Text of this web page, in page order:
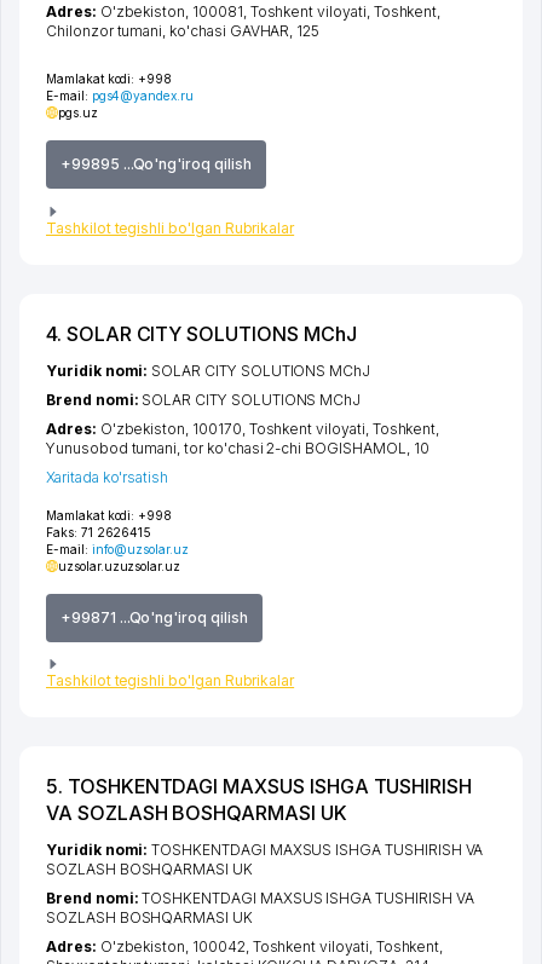
Mamlakat kodi: +998
E-mail: pgs4@yandex.ru
pgs.uz
+99895 ...Qo'ng'iroq qilish
Tashkilot tegishli bo'lgan Rubrikalar
Adres: O'zbekiston, 100081, Toshkent viloyati, Toshkent,
Chilonzor tumani, ko'chasi GAVHAR, 125
4. SOLAR CITY SOLUTIONS MChJ
Mamlakat kodi: +998
Faks: 71 2626415
E-mail: info@uzsolar.uz
uzsolar.uzuzsolar.uz
+99871 ...Qo'ng'iroq qilish
Tashkilot tegishli bo'lgan Rubrikalar
Yuridik nomi: SOLAR CITY SOLUTIONS MChJ
Brend nomi: SOLAR CITY SOLUTIONS MChJ
Adres: O'zbekiston, 100170, Toshkent viloyati Toshkent
Yunusobod tumani ,tor ko'chasi 2-chi BOGISHAMOL
, 10
Xaritada ko'rsatish
5. TOSHKENTDAGI MAXSUS ISHGA TUSHIRISH
VA SOZLASH BOSHQARMASI UK
Yuridik nomi:TOSHKENTDAGI MAXSUS ISHGA TUSHIRISH VA
SOZLASH BOSHQARMASI UK
Brend nomi:TOSHKENTDAGI MAXSUS ISHGA TUSHIRISH VA
SOZLASH BOSHQARMASI UK
Adres: O'zbekiston, 100042, Toshkent viloyati Toshkent